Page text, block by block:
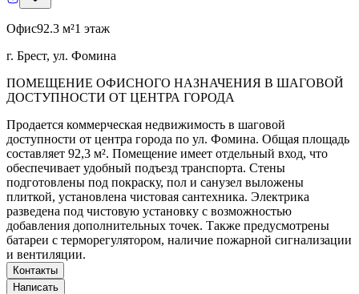
Офис92.3 м²1 этаж
г. Брест, ул. Фомина
ПОМЕЩЕНИЕ ОФИСНОГО НАЗНАЧЕНИЯ В ШАГОВОЙ
ДОСТУПНОСТИ ОТ ЦЕНТРА ГОРОДА
Продается коммерческая недвижимость в шаговой
доступности от центра города по ул. Фомина. Общая площадь
составляет 92,3 м². Помещение имеет отдельный вход, что
обеспечивает удобный подъезд транспорта. Стены
подготовлены под покраску, пол и санузел выложены
плиткой, установлена чистовая сантехника. Электрика
разведена под чистовую установку с возможностью
добавления дополнительных точек. Также предусмотрены
батареи с терморегулятором, наличие пожарной сигнализации
и вентиляции.
Контакты
Написать